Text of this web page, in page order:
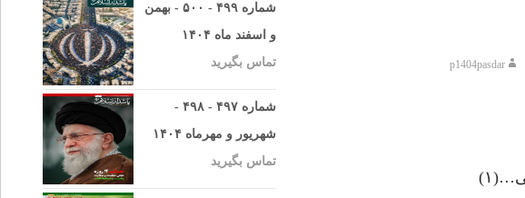
p1404pasdar
شماره ۴۹۹ - ۵۰۰ - بهمن
و اسفند ماه ۱۴۰۴
تماس بگیرید
شماره ۴۹۷ - ۴۹۸ -
شهریور و مهرماه ۱۴۰۴
تماس بگیرید